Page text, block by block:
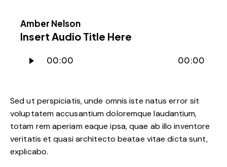
Amber Nelson
Insert Audio Title Here
Audio
00:00 00:00
Sed ut perspiciatis, unde omnis iste natus error sit
voluptatem accusantium doloremque laudantium,
totam rem aperiam eaque ipsa, quae ab illo inventore
veritatis et quasi architecto beatae vitae dicta sunt,
explicabo.